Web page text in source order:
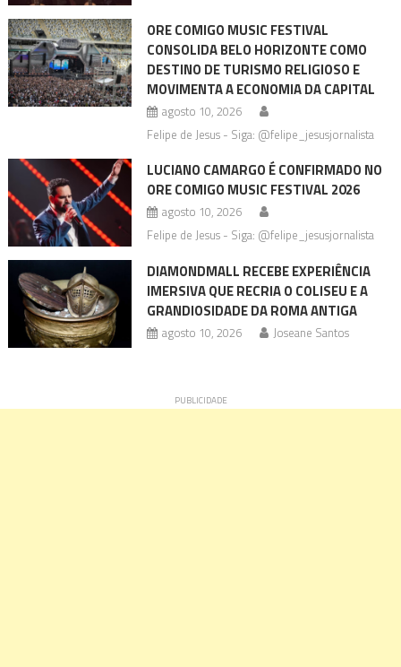
ORE COMIGO MUSIC FESTIVAL
CONSOLIDA BELO HORIZONTE COMO
DESTINO DE TURISMO RELIGIOSO E
MOVIMENTA A ECONOMIA DA CAPITAL
agosto 10, 2026
Felipe de Jesus - Siga: @felipe_jesusjornalista
LUCIANO CAMARGO É CONFIRMADO NO
ORE COMIGO MUSIC FESTIVAL 2026
agosto 10, 2026
Felipe de Jesus - Siga: @felipe_jesusjornalista
DIAMONDMALL RECEBE EXPERIÊNCIA
IMERSIVA QUE RECRIA O COLISEU E A
GRANDIOSIDADE DA ROMA ANTIGA
agosto 10, 2026 Joseane Santos